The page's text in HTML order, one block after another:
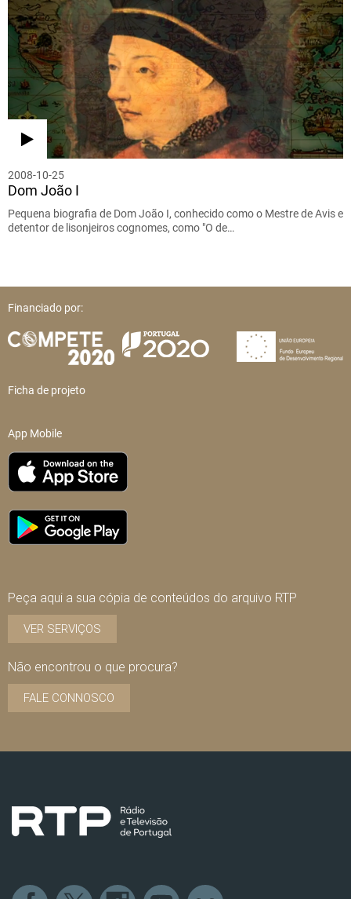
2008-10-25
Dom João I
Pequena biografia de Dom João I, conhecido como o Mestre de Avis e
detentor de lisonjeiros cognomes, como "O de…
Financiado por:
Ficha de projeto
App Mobile
Peça aqui a sua cópia de conteúdos do arquivo RTP
VER SERVIÇOS
Não encontrou o que procura?
FALE CONNOSCO